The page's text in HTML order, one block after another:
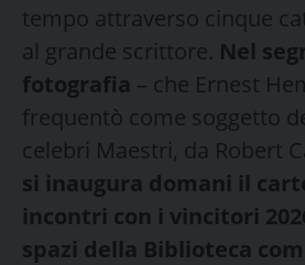
tempo attraverso cinque
al grande scrittore. Nel
fotografia – che Ernest
frequentò come soggetto
celebri Maestri, da Robert
si inaugura domani il
incontri con i vincitori
spazi della Biblioteca